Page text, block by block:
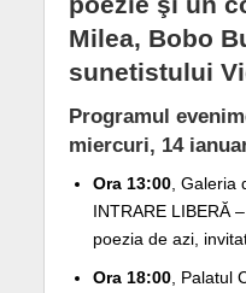
Milea, Bobo
sunetistului
Programul
miercuri, 14
Ora 13:00, Galeria
INTRARE LIBERĂ
poezia de azi,
Ora 18:00, Palatul